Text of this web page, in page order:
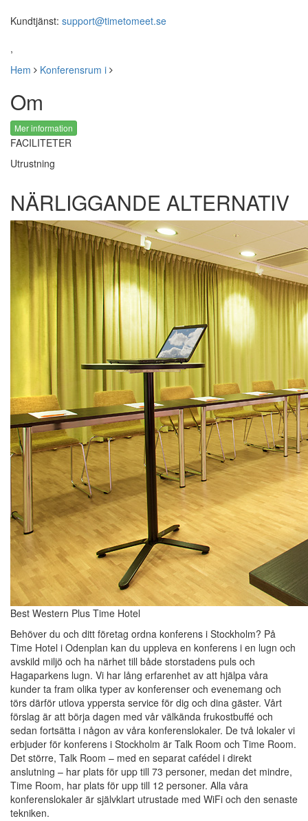
Kundtjänst: support@timetomeet.se
,
Hem
Konferensrum i
Om
Mer information
FACILITETER
Utrustning
NÄRLIGGANDE ALTERNATIV
Best Western Plus Time Hotel
Behöver du och ditt företag ordna konferens i Stockholm? På
Time Hotel i Odenplan kan du uppleva en konferens i en lugn och
avskild miljö och ha närhet till både storstadens puls och
Hagaparkens lugn. Vi har lång erfarenhet av att hjälpa våra
kunder ta fram olika typer av konferenser och evenemang och
törs därför utlova yppersta service för dig och dina gäster. Vårt
förslag är att börja dagen med vår välkända frukostbuffé och
sedan fortsätta i någon av våra konferenslokaler. De två lokaler vi
erbjuder för konferens i Stockholm är Talk Room och Time Room.
Det större, Talk Room – med en separat cafédel i direkt
anslutning – har plats för upp till 73 personer, medan det mindre,
Time Room, har plats för upp till 12 personer. Alla våra
konferenslokaler är självklart utrustade med WiFi och den senaste
tekniken.